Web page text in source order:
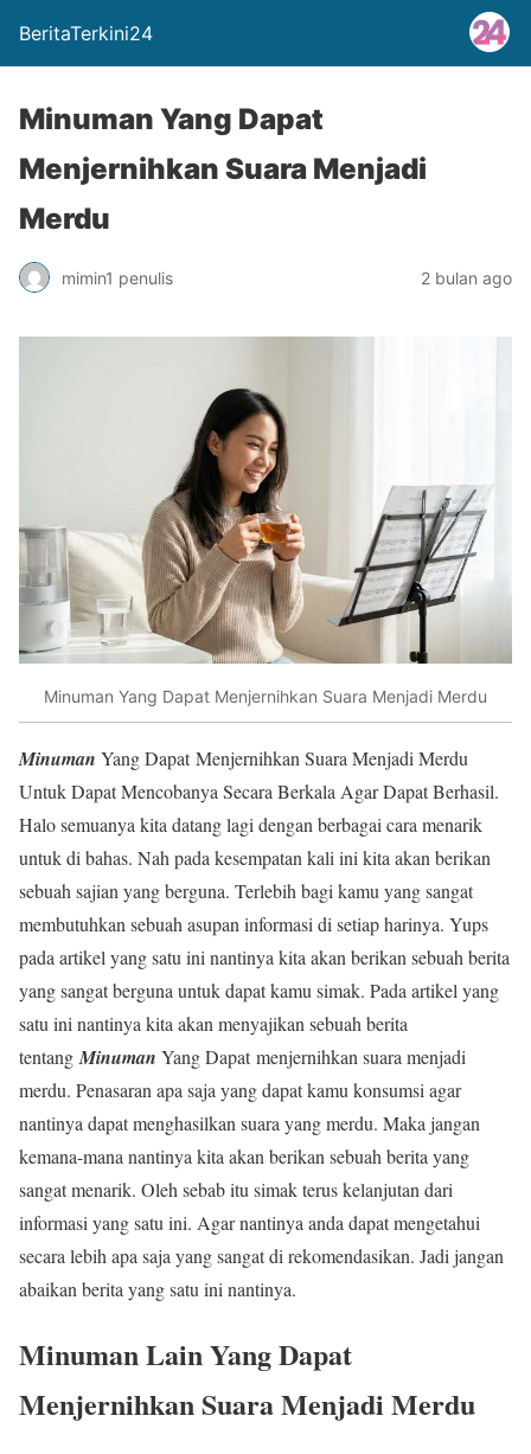
BeritaTerkini24
Minuman Yang Dapat
Menjernihkan Suara Menjadi
Merdu
mimin1 penulis 2 bulan ago
Minuman Yang Dapat Menjernihkan Suara Menjadi Merdu
Minuman Yang Dapat Menjernihkan Suara Menjadi Merdu
Untuk Dapat Mencobanya Secara Berkala Agar Dapat Berhasil.
Halo semuanya kita datang lagi dengan berbagai cara menarik
untuk di bahas. Nah pada kesempatan kali ini kita akan berikan
sebuah sajian yang berguna. Terlebih bagi kamu yang sangat
membutuhkan sebuah asupan informasi di setiap harinya. Yups
pada artikel yang satu ini nantinya kita akan berikan sebuah berita
yang sangat berguna untuk dapat kamu simak. Pada artikel yang
satu ini nantinya kita akan menyajikan sebuah berita
tentang Minuman Yang Dapat menjernihkan suara menjadi
merdu. Penasaran apa saja yang dapat kamu konsumsi agar
nantinya dapat menghasilkan suara yang merdu. Maka jangan
kemana-mana nantinya kita akan berikan sebuah berita yang
sangat menarik. Oleh sebab itu simak terus kelanjutan dari
informasi yang satu ini. Agar nantinya anda dapat mengetahui
secara lebih apa saja yang sangat di rekomendasikan. Jadi jangan
abaikan berita yang satu ini nantinya.
Minuman Lain Yang Dapat
Menjernihkan Suara Menjadi Merdu